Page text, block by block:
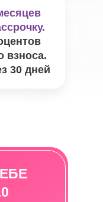
взноса.
30 дней